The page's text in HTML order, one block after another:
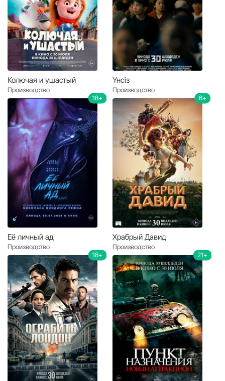
Колючая и ушастый
Производство
Үнсіз
Производство
Её личный ад
18+
Производство
Храбрый Давид
6+
Производство
18+ 21+